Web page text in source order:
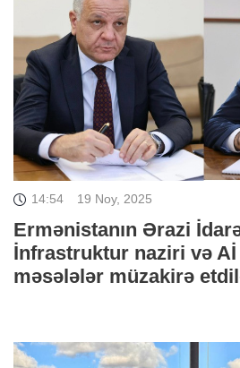
14:54 19 Noy, 2025
Ermənistanın Ərazi
İnfrastruktur naziri və
məsələlər müzakirə